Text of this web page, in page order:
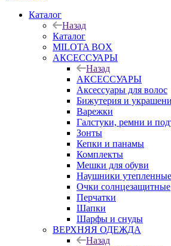
Каталог
Назад
Каталог
MILOTA BOX
АКСЕССУАРЫ
Назад
АКСЕССУАРЫ
Аксессуары для волос
Бижутерия и
Варежки
Галстуки, ремни и
Зонты
Кепки и панамы
Комплекты
Мешки для обуви
Наушники утепленные
Очки солнцезащитные
Перчатки
Шапки
Шарфы и снуды
ВЕРХНЯЯ ОДЕЖДА
Назад